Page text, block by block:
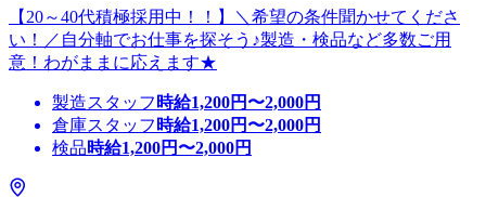
【20～40代積極採用中！！】＼希望の条件聞かせてくださ
い！／自分軸でお仕事を探そう♪製造・検品など多数ご用
意！わがままに応えます★
製造スタッフ 時給1,200円〜2,000円
倉庫スタッフ 時給1,200円〜2,000円
検品時給1,200円〜2,000円